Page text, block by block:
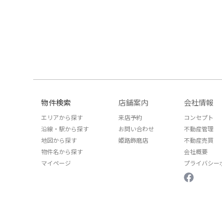
物件検索
エリアから探す
沿線・駅から探す
地図から探す
物件名から探す
マイページ
店舗案内
来店予約
お問い合わせ
姫路飾磨店
会社情報
コンセプト
不動産管理
不動産売買
会社概要
プライバシー